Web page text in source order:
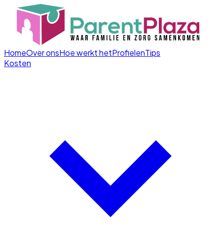
HomeOver onsHoe werkt hetProfielenTips
Kosten